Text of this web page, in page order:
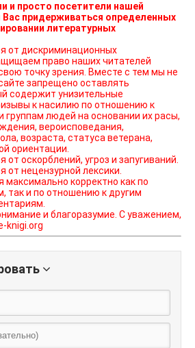
и просто посетители нашей
придерживаться определенных
литературных
от дискриминационных
точку зрения. Вместе с тем мы не
запрещено оставлять
содержит унизительные
к насилию по отношению к
людей на основании их расы,
вероисповедания,
возраста, статуса ветерана,
ориентации.
от оскорблений, угроз и запугиваний.
от нецензурной лексики.
максимально корректно как по
так и по отношению к другим
и благоразумие. С уважением,
knigi.org